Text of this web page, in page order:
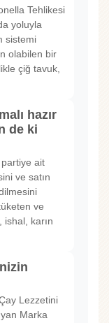
Tehlikesi
yoluyla
sistemi
olabilen bir
çiğ tavuk,
hazır
de ki
partiye ait
ve satın
ve
ishal, karın
Lezzetini
Marka